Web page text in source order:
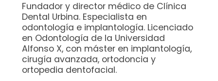
Fundador y director médico de Clínica
Dental Urbina. Especialista en
odontología e implantología. Licenciado
en Odontología de la Universidad
Alfonso X, con máster en implantología,
cirugía avanzada, ortodoncia y
ortopedia dentofacial.